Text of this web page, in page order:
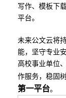
写作、模板下
平台。
未来公文云将
能，坚守专业
高校事业单位
作服务，稳固
第一平台。